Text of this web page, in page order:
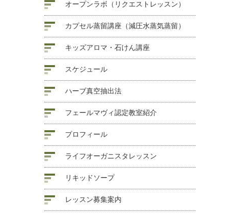
オープンラボ（リクエストレッスン）
カプセル蒸留講座（減圧水蒸気蒸留）
キッズアロマ・石けん講座
スケジュール
ハーブ真空抽出法
フェールマヴィ認定教室紹介
プロフィール
ライフオーガニスタレッスン
リキッドソープ
レッスン募集案内